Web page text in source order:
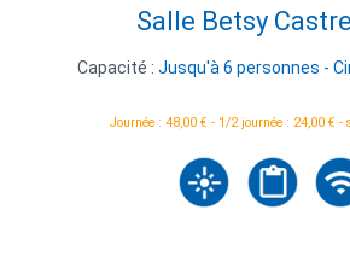
Salle Betsy
Capacité : Jusqu'à 6 personnes -
Journée : 48,00 € - 1/2 journée : 24,00 € -